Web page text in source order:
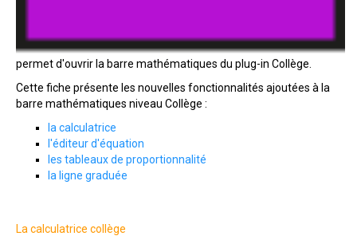
permet d'ouvrir la barre mathématiques du plug-in Collège.
Cette fiche présente les nouvelles fonctionnalités ajoutées à la
barre mathématiques niveau Collège :
la calculatrice
l'éditeur d'équation
les tableaux de proportionnalité
la ligne graduée
La calculatrice collège